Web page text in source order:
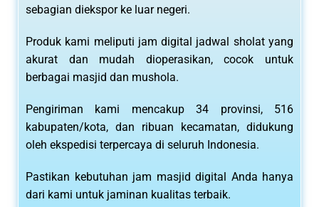
sebagian diekspor ke luar negeri.
Produk kami meliputi jam digital jadwal sholat yang
akurat dan mudah dioperasikan, cocok untuk
berbagai masjid dan mushola.
Pengiriman kami mencakup 34 provinsi, 516
kabupaten/kota, dan ribuan kecamatan, didukung
oleh ekspedisi terpercaya di seluruh Indonesia.
Pastikan kebutuhan jam masjid digital Anda hanya
dari kami untuk jaminan kualitas terbaik.